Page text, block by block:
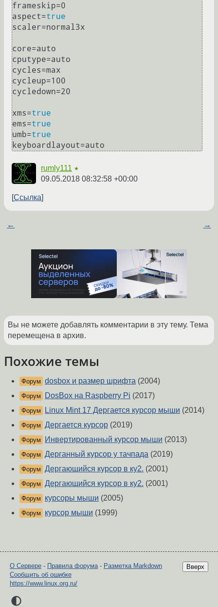
frameskip=0
aspect=true
scaler=normal3x
core=auto
cputype=auto
cycles=max
cycleup=100
cycledown=20
xms=true
ems=true
umb=true
rumly111 ★
09.05.2018 08:32:58 +00:00
Ссылка
← →
Вы не можете добавлять комментарии в эту тему. Тема
перемещена в архив.
Похожие темы
Форум dosbox и размер шрифта (2004)
Форум DosBox на Raspberry Pi (2017)
Форум Linux Mint 17 Дергается курсор мыши (2014)
Форум Дергается курсор (2019)
Форум Инвертированный курсор мыши (2013)
Форум Дерганный курсор у тачпада (2019)
Форум Дергающийся курсор в ку2. (2001)
Форум Дергающийся курсор в ку2. (2001)
Форум курсоры мыши (2005)
Форум курсор мыши (1999)
Вверх
О Сервере - Правила форума- Разметка Markdown
Сообщить об ошибке
https://www.linux.org.ru/